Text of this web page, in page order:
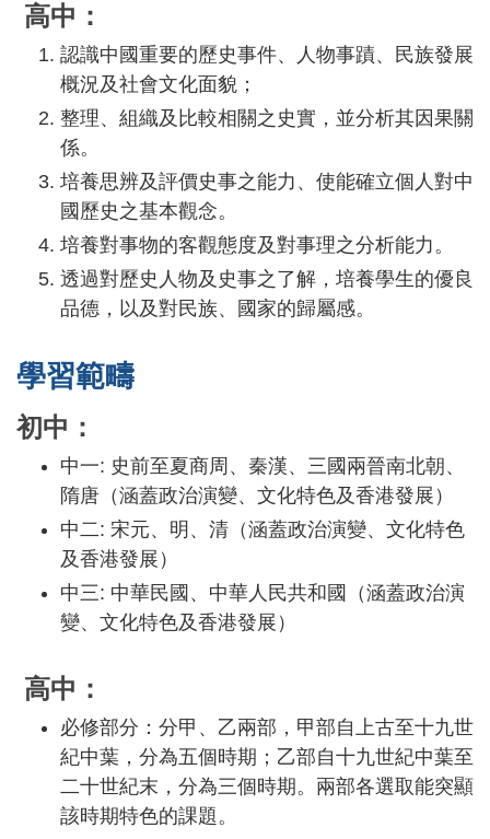
高中：
認識中國重要的歷史事件、人物事蹟、民族發展
概況及社會文化面貌；
整理、組織及比較相關之史實，並分析其因果關
係。
培養思辨及評價史事之能力、使能確立個人對中
國歷史之基本觀念。
培養對事物的客觀態度及對事理之分析能力。
透過對歷史人物及史事之了解，培養學生的優良
品德，以及對民族、國家的歸屬感。
學習範疇
初中：
中一: 史前至夏商周、秦漢、三國兩晉南北朝、
隋唐（涵蓋政治演變、文化特色及香港發展）
中二: 宋元、明、清（涵蓋政治演變、文化特色
及香港發展）
中三: 中華民國、中華人民共和國（涵蓋政治演
變、文化特色及香港發展）
高中：
必修部分：分甲、乙兩部，甲部自上古至十九世
紀中葉，分為五個時期；乙部自十九世紀中葉至
二十世紀末，分為三個時期。兩部各選取能突顯
該時期特色的課題。